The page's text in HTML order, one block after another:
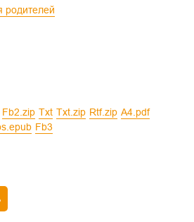
родителей
fb2.zip txt txt.zip rtf.zip
a4.pdf
fb3